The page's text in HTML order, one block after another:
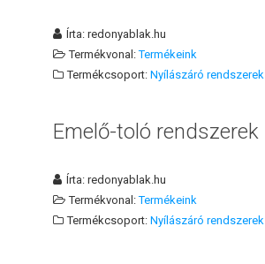
Írta:redonyablak.hu
Termékvonal:Termékeink
Termékcsoport: Nyílászáró rendszerek
Emelő-toló rendszerek
Írta:redonyablak.hu
Termékvonal:Termékeink
Termékcsoport: Nyílászáró rendszerek